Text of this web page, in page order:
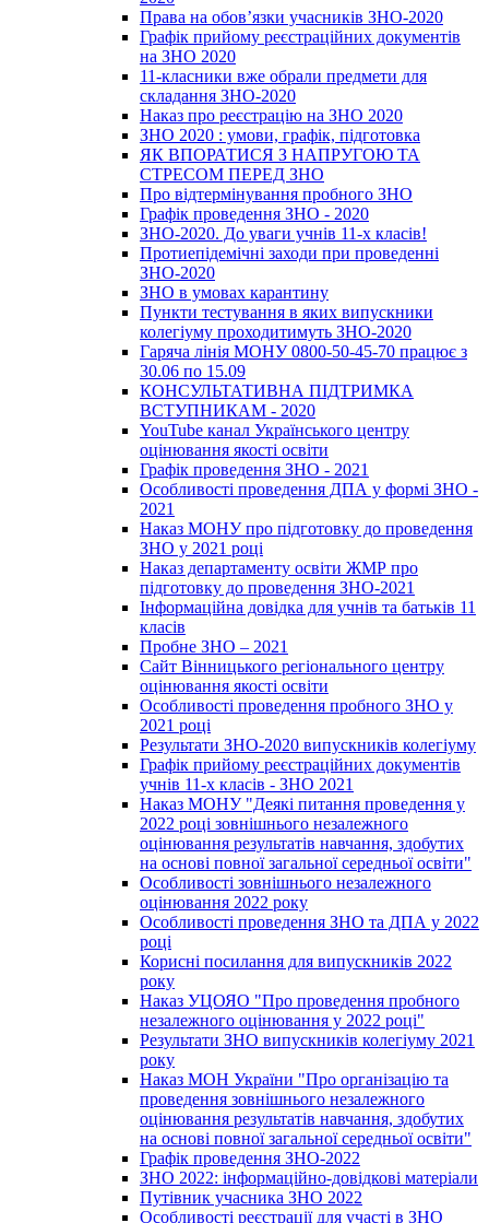
Права на обов’язки учасників ЗНО-2020
Графік прийому реєстраційних документів
на ЗНО 2020
11-класники вже обрали предмети для
складання ЗНО-2020
Наказ про реєстрацію на ЗНО 2020
ЗНО 2020 : умови, графік, підготовка
ЯК ВПОРАТИСЯ З НАПРУГОЮ ТА
СТРЕСОМ ПЕРЕД ЗНО
Про відтермінування пробного ЗНО
Графік проведення ЗНО - 2020
ЗНО-2020. До уваги учнів 11-х класів!
Протиепідемічні заходи при проведенні
ЗНО-2020
ЗНО в умовах карантину
Пункти тестування в яких випускники
колегіуму проходитимуть ЗНО-2020
Гаряча лінія МОНУ 0800-50-45-70 працює з
30.06 по 15.09
КОНСУЛЬТАТИВНА ПІДТРИМКА
ВСТУПНИКАМ - 2020
YouTube канал Українського центру
оцінювання якості освіти
Графік проведення ЗНО - 2021
Особливості проведення ДПА у формі ЗНО -
2021
Наказ МОНУ про підготовку до проведення
ЗНО у 2021 році
Наказ департаменту освіти ЖМР про
підготовку до проведення ЗНО-2021
Інформаційна довідка для учнів та батьків 11
класів
Пробне ЗНО – 2021
Сайт Вінницького регіонального центру
оцінювання якості освіти
Особливості проведення пробного ЗНО у
2021 році
Результати ЗНО-2020 випускників колегіуму
Графік прийому реєстраційних документів
учнів 11-х класів - ЗНО 2021
Наказ МОНУ "Деякі питання проведення у
2022 році зовнішнього незалежного
оцінювання результатів навчання, здобутих
на основі повної загальної середньої освіти"
Особливості зовнішнього незалежного
оцінювання 2022 року
Особливості проведення ЗНО та ДПА у 2022
році
Корисні посилання для випускників 2022
року
Наказ УЦОЯО "Про проведення пробного
незалежного оцінювання у 2022 році"
Результати ЗНО випускників колегіуму 2021
року
Наказ МОН України "Про організацію та
проведення зовнішнього незалежного
оцінювання результатів навчання, здобутих
на основі повної загальної середньої освіти"
Графік проведення ЗНО-2022
ЗНО 2022: інформаційно-довідкові матеріали
Путівник учасника ЗНО 2022
Особливості реєстрації для участі в ЗНО